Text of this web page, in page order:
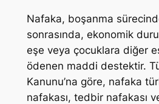
Nafaka, boşanma
sonrasında, ekonomik
eşe veya çocuklara diğer
ödenen maddi destektir.
Kanunu’na göre, nafaka
nafakası, tedbir nafakası